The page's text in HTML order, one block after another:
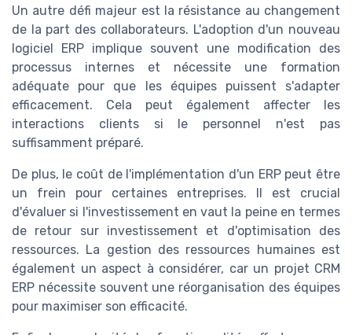
Un autre défi majeur est la résistance au changement
de la part des collaborateurs. L'adoption d'un nouveau
logiciel ERP implique souvent une modification des
processus internes et nécessite une formation
adéquate pour que les équipes puissent s'adapter
efficacement. Cela peut également affecter les
interactions clients si le personnel n'est pas
suffisamment préparé.
De plus, le coût de l'implémentation d'un ERP peut être
un frein pour certaines entreprises. Il est crucial
d'évaluer si l'investissement en vaut la peine en termes
de retour sur investissement et d'optimisation des
ressources. La gestion des ressources humaines est
également un aspect à considérer, car un projet CRM
ERP nécessite souvent une réorganisation des équipes
pour maximiser son efficacité.